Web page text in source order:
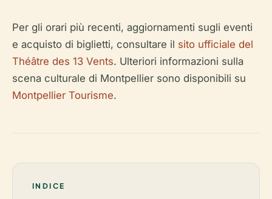
Per gli orari più recenti, aggiornamenti sugli eventi
e acquisto di biglietti, consultare il sito ufficiale del
Théâtre des 13 Vents. Ulteriori informazioni sulla
scena culturale di Montpellier sono disponibili su
Montpellier Tourisme.
INDICE